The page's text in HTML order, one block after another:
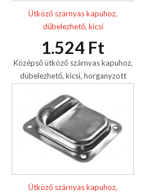
Ütköző szárnyas kapuhoz,
dűbelezhető, kicsi
1.524 Ft
Középső ütköző szárnyas kapuhoz,
dübelezhető, kicsi, horganyzott
Ütköző szárnyas kapuhoz,